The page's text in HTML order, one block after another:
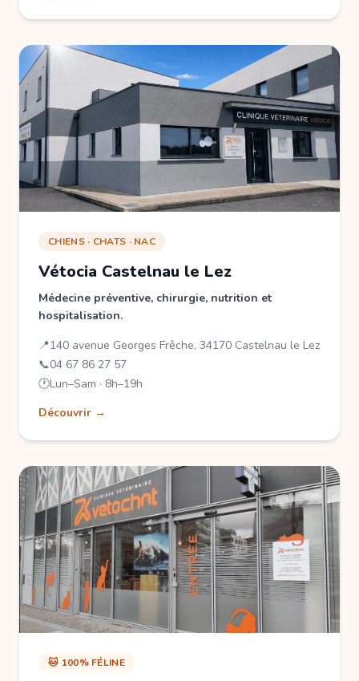
CHIENS · CHATS · NAC
Vétocia Castelnau le Lez
Médecine préventive, chirurgie, nutrition et
hospitalisation.
📍140 avenue Georges Frêche, 34170 Castelnau le Lez
📞04 67 86 27 57
🕐Lun–Sam · 8h–19h
Découvrir →
🐱 100% FÉLINE